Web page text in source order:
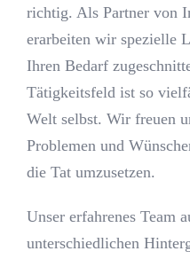
richtig. Als Partner von
erarbeiten wir spezielle
Ihren Bedarf
Tätigkeitsfeld ist so
Welt selbst. Wir freuen
Problemen und
die Tat umzusetzen.
Unser erfahrenes Team
unterschiedlichen